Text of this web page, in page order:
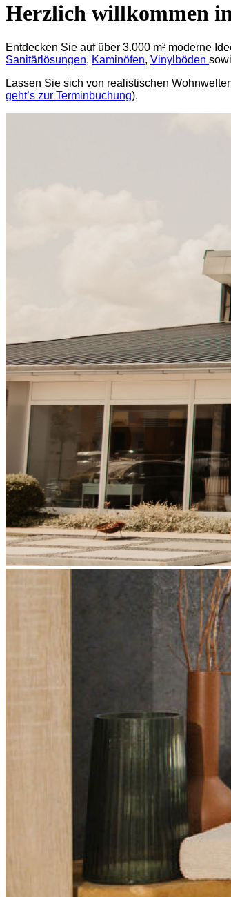
Herzlich willkommen
Entdecken Sie auf über 3.000 m² moderne
Sanitärlösungen, Kaminöfen, Vinylböden
Lassen Sie sich von realistischen
geht’s zur Terminbuchung).